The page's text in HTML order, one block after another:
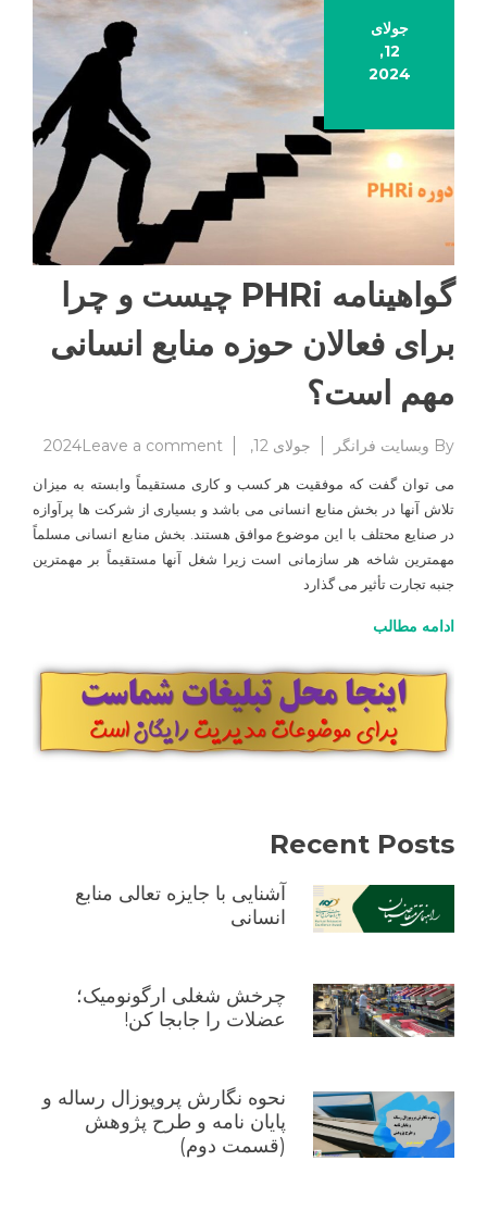
جولای
12,
2024
گواهینامه PHRi چیست و چرا
برای فعالان حوزه منابع انسانی
مهم است؟
By وبسایت فرانگر جولای 12, 2024 Leave a comment
on
PHRi
چیست
و
چرا
انسانی
مهم
می توان گفت که موفقیت هر کسب و کاری مستقیماً وابسته به میزان
تلاش آنها در بخش منابع انسانی می باشد و بسیاری از شرکت ها پرآوازه
در صنایع محتلف با این موضوع موافق هستند. بخش منابع انسانی مسلماً
مهمترین شاخه هر سازمانی است زیرا شغل آنها مستقیماً بر مهمترین
جنبه تجارت تأثیر می گذارد
ادامه مطالب
Recent Posts
آشنایی با جایزه تعالی منابع
انسانی
چرخش شغلی ارگونومیک؛
عضلات را جابجا کن!
نحوه نگارش پروپوزال رساله و
پایان نامه و طرح پژوهش
(قسمت دوم)